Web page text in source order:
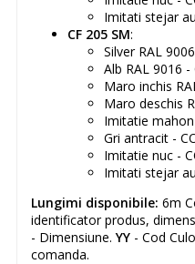
Imitati stejar
CF 205 SM:
Silver RAL
Alb RAL 9016 -
Maro inchis
Maro deschis
Imitatie
Gri antracit -
Imitatie nuc -
Imitati stejar
Lungimi disponibile: 6m
identificator produs,
- Dimensiune.YY - Cod
comanda.